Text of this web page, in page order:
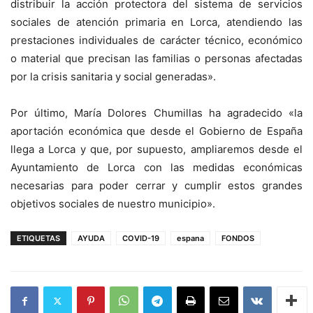
distribuir la acción protectora del sistema de servicios
sociales de atención primaria en Lorca, atendiendo las
prestaciones individuales de carácter técnico, económico
o material que precisan las familias o personas afectadas
por la crisis sanitaria y social generadas».
Por último, María Dolores Chumillas ha agradecido «la
aportación económica que desde el Gobierno de España
llega a Lorca y que, por supuesto, ampliaremos desde el
Ayuntamiento de Lorca con las medidas económicas
necesarias para poder cerrar y cumplir estos grandes
objetivos sociales de nuestro municipio».
ETIQUETAS AYUDA COVID-19 espana FONDOS